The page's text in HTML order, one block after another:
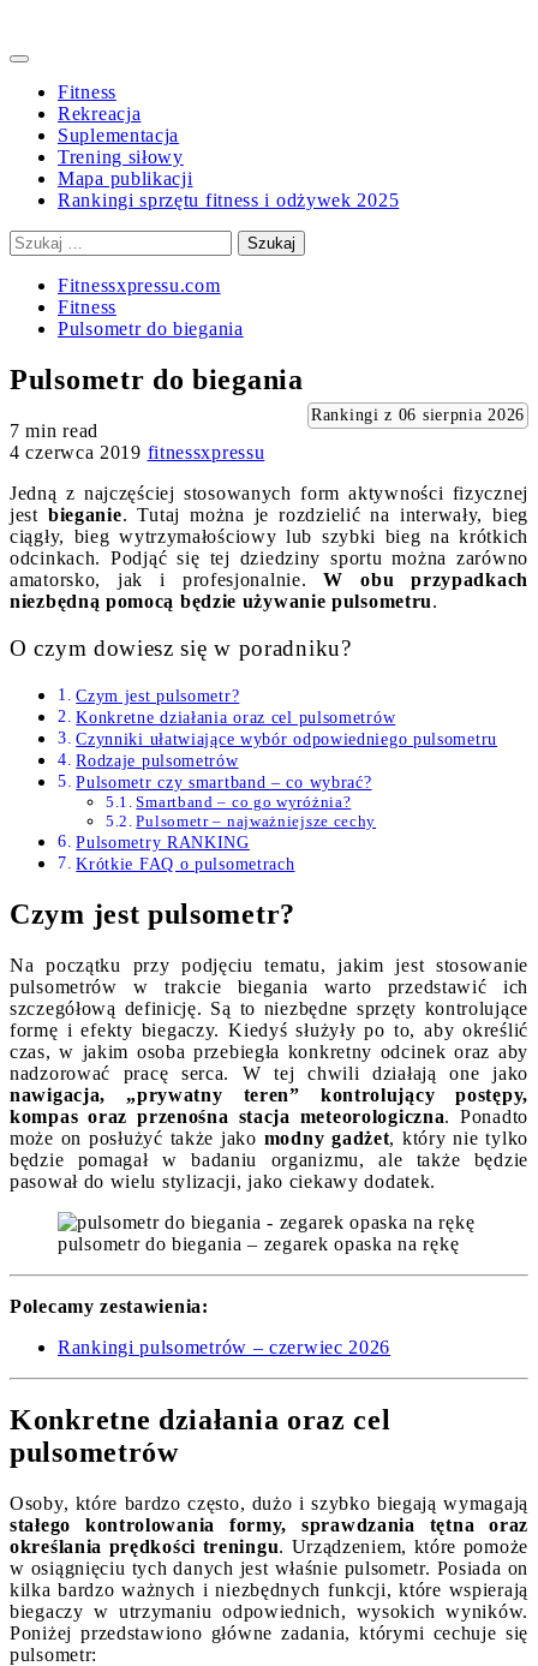
Primary
Fitness
Rekreacja
Suplementacja
Trening siłowy
Mapa publikacji
Rankingi sprzętu fitness i odżywek 2025
Szukaj:
Fitnessxpressu.com
Fitness
Pulsometr do biegania
Pulsometr do biegania
Rankingi z 06 sierpnia 2026
7 min read
4 czerwca 2019 fitnessxpressu
Jedną z najczęściej stosowanych form aktywności fizycznej
jest bieganie. Tutaj można je rozdzielić na interwały, bieg
ciągły, bieg wytrzymałościowy lub szybki bieg na krótkich
odcinkach. Podjąć się tej dziedziny sportu można zarówno
amatorsko, jak i profesjonalnie.W obu przypadkach
niezbędną pomocą będzie używanie pulsometru.
O czym dowiesz się w poradniku?
Czym jest pulsometr?
Konkretne działania oraz cel pulsometrów
Czynniki ułatwiające wybór odpowiedniego pulsometru
Rodzaje pulsometrów
Pulsometr czy smartband – co wybrać?
Smartband – co go wyróżnia?
Pulsometr – najważniejsze cechy
Pulsometry RANKING
Krótkie FAQ o pulsometrach
Czym jest pulsometr?
Na początku przy podjęciu tematu, jakim jest stosowanie
pulsometrów w trakcie biegania warto przedstawić ich
szczegółową definicję. Są to niezbędne sprzęty kontrolujące
formę i efekty biegaczy. Kiedyś służyły po to, aby określić
czas, w jakim osoba przebiegła konkretny odcinek oraz aby
nadzorować pracę serca. W tej chwili działają one jako
nawigacja, „prywatny teren” kontrolujący postępy,
kompas oraz przenośna stacja meteorologiczna. Ponadto
może on posłużyć także jako modny gadżet, który nie tylko
będzie pomagał w badaniu organizmu, ale także będzie
pasował do wielu stylizacji, jako ciekawy dodatek.
pulsometr do biegania – zegarek opaska na rękę
Polecamy zestawienia:
Rankingi pulsometrów – czerwiec 2026
Konkretne działania oraz cel
pulsometrów
Osoby, które bardzo często, dużo i szybko biegają wymagają
stałego kontrolowania formy, sprawdzania tętna oraz
określania prędkości treningu. Urządzeniem, które pomoże
w osiągnięciu tych danych jest właśnie pulsometr. Posiada on
kilka bardzo ważnych i niezbędnych funkcji, które wspierają
biegaczy w utrzymaniu odpowiednich, wysokich wyników.
Poniżej przedstawiono główne zadania, którymi cechuje się
pulsometr: